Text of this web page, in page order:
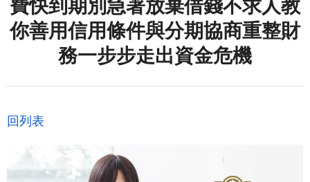
費快到期別急著放棄借錢不求人教
你善用信用條件與分期協商重整財
務一步步走出資金危機
回列表